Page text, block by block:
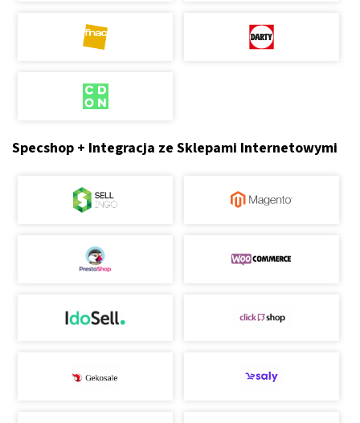
Specshop + Integracja ze Sklepami Internetowymi